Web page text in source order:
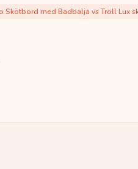
Skötbord med Badbalja vs Troll Lux